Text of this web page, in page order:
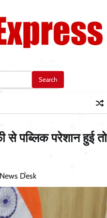
से पब्लिक परेशान हुई तो
News Desk